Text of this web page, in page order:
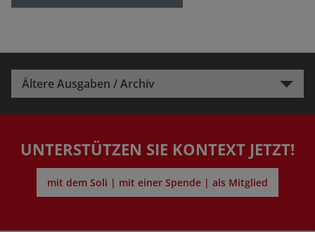
Ältere Ausgaben / Archiv
UNTERSTÜTZEN SIE KONTEXT JETZT!
mit dem Soli | mit einer Spende | als Mitglied